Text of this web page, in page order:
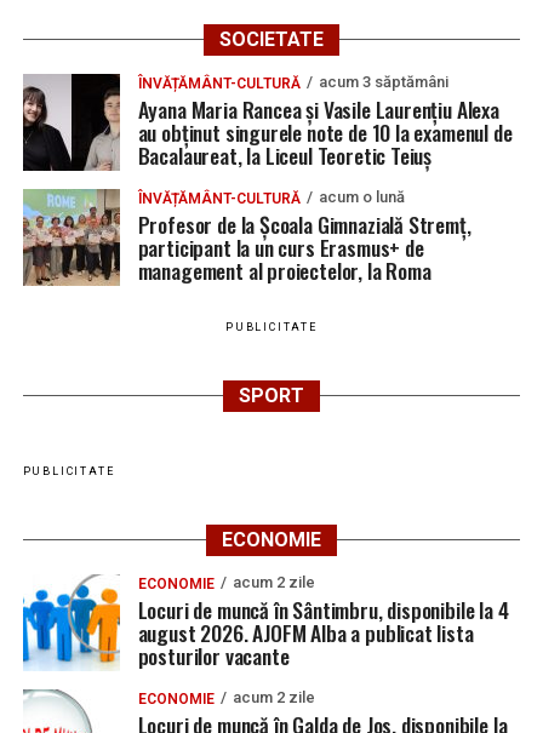
SOCIETATE
ÎNVĂȚĂMÂNT-CULTURĂ acum 3 săptămâni
Ayana Maria Rancea și Vasile Laurențiu Alexa
au obținut singurele note de 10 la examenul de
Bacalaureat, la Liceul Teoretic Teiuș
ÎNVĂȚĂMÂNT-CULTURĂ acum o lună
Profesor de la Școala Gimnazială Stremț,
participant la un curs Erasmus+ de
management al proiectelor, la Roma
PUBLICITATE
SPORT
PUBLICITATE
ECONOMIE
ECONOMIE acum 2 zile
Locuri de muncă în Sântimbru, disponibile la 4
august 2026. AJOFM Alba a publicat lista
posturilor vacante
ECONOMIE acum 2 zile
Locuri de muncă în Galda de Jos, disponibile la